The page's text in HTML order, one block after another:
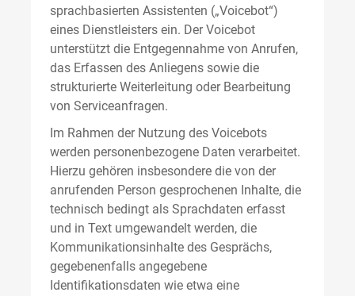
sprachbasierten Assistenten („Voicebot“)
eines Dienstleisters ein. Der Voicebot
unterstützt die Entgegennahme von Anrufen,
das Erfassen des Anliegens sowie die
strukturierte Weiterleitung oder Bearbeitung
von Serviceanfragen.
Im Rahmen der Nutzung des Voicebots
werden personenbezogene Daten verarbeitet.
Hierzu gehören insbesondere die von der
anrufenden Person gesprochenen Inhalte, die
technisch bedingt als Sprachdaten erfasst
und in Text umgewandelt werden, die
Kommunikationsinhalte des Gesprächs,
gegebenenfalls angegebene
Identifikationsdaten wie etwa eine